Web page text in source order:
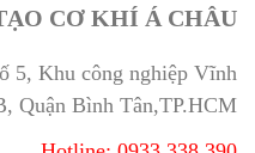
CƠ KHÍ Á CHÂU
5, Khu công nghiệp Vĩnh
Quận Bình Tân,TP.HCM